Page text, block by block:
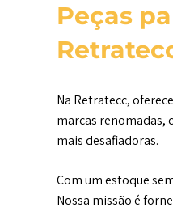
Peças
Na Retratecc,
marcas renomadas,
mais desafiadoras.
Com um estoque
Nossa missão é